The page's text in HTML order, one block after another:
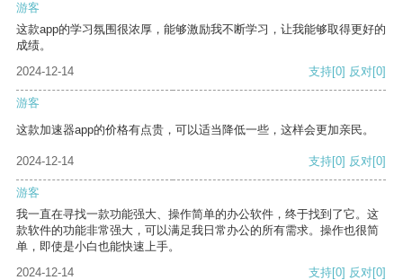
游客
这款app的学习氛围很浓厚，能够激励我不断学习，让我能够取得更好的
成绩。
2024-12-14
支持[0] 反对[0]
游客
这款加速器app的价格有点贵，可以适当降低一些，这样会更加亲民。
2024-12-14 支持[0] 反对[0]
游客
我一直在寻找一款功能强大、操作简单的办公软件，终于找到了它。这
款软件的功能非常强大，可以满足我日常办公的所有需求。操作也很简
单，即使是小白也能快速上手。
2024-12-14
支持[0] 反对[0]